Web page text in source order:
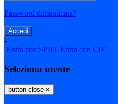
Password dimenticata?
-
Entra con SPID Entra con CIE
Seleziona utente
button close ×